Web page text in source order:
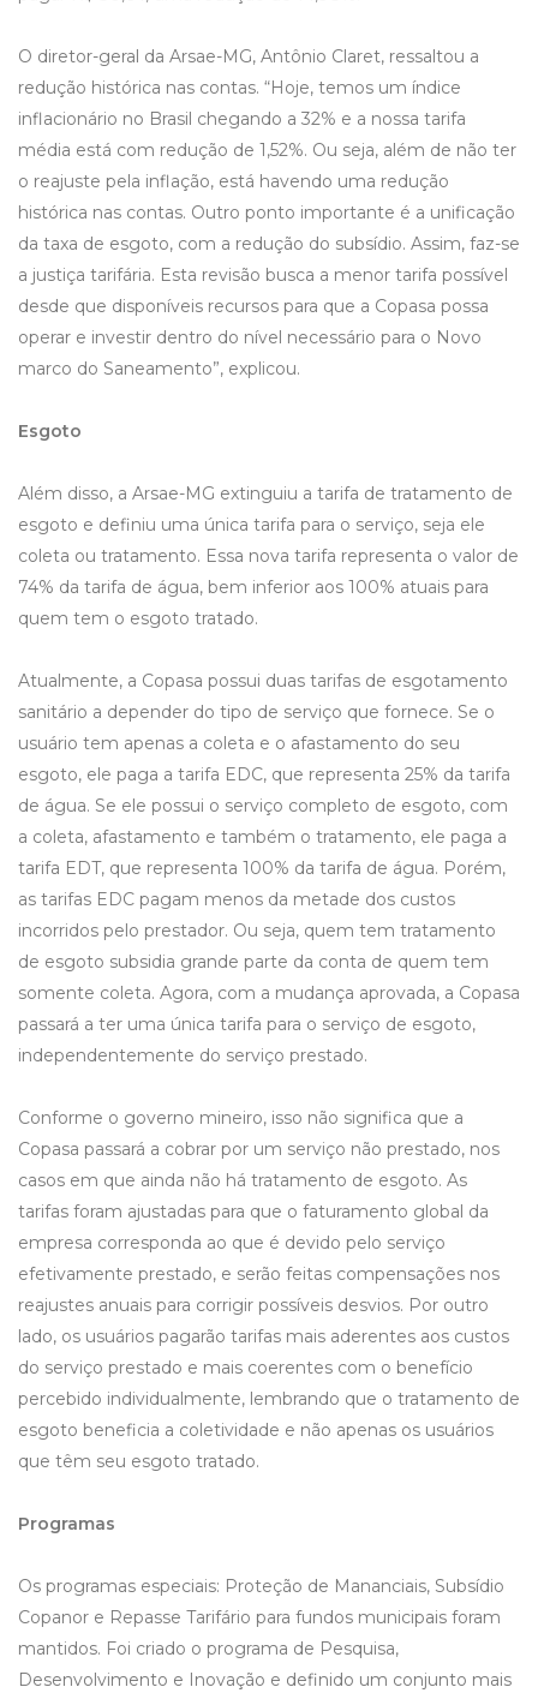
O diretor-geral da Arsae-MG, Antônio Claret, ressaltou a
redução histórica nas contas. “Hoje, temos um índice
inflacionário no Brasil chegando a 32% e a nossa tarifa
média está com redução de 1,52%. Ou seja, além de não ter
o reajuste pela inflação, está havendo uma redução
histórica nas contas. Outro ponto importante é a unificação
da taxa de esgoto, com a redução do subsídio. Assim, faz-se
a justiça tarifária. Esta revisão busca a menor tarifa possível
desde que disponíveis recursos para que a Copasa possa
operar e investir dentro do nível necessário para o Novo
marco do Saneamento”, explicou.
Esgoto
Além disso, a Arsae-MG extinguiu a tarifa de tratamento de
esgoto e definiu uma única tarifa para o serviço, seja ele
coleta ou tratamento. Essa nova tarifa representa o valor de
74% da tarifa de água, bem inferior aos 100% atuais para
quem tem o esgoto tratado.
Atualmente, a Copasa possui duas tarifas de esgotamento
sanitário a depender do tipo de serviço que fornece. Se o
usuário tem apenas a coleta e o afastamento do seu
esgoto, ele paga a tarifa EDC, que representa 25% da tarifa
de água. Se ele possui o serviço completo de esgoto, com
a coleta, afastamento e também o tratamento, ele paga a
tarifa EDT, que representa 100% da tarifa de água. Porém,
as tarifas EDC pagam menos da metade dos custos
incorridos pelo prestador. Ou seja, quem tem tratamento
de esgoto subsidia grande parte da conta de quem tem
somente coleta. Agora, com a mudança aprovada, a Copasa
passará a ter uma única tarifa para o serviço de esgoto,
independentemente do serviço prestado.
Conforme o governo mineiro, isso não significa que a
Copasa passará a cobrar por um serviço não prestado, nos
casos em que ainda não há tratamento de esgoto. As
tarifas foram ajustadas para que o faturamento global da
empresa corresponda ao que é devido pelo serviço
efetivamente prestado, e serão feitas compensações nos
reajustes anuais para corrigir possíveis desvios. Por outro
lado, os usuários pagarão tarifas mais aderentes aos custos
do serviço prestado e mais coerentes com o benefício
percebido individualmente, lembrando que o tratamento de
esgoto beneficia a coletividade e não apenas os usuários
que têm seu esgoto tratado.
Programas
Os programas especiais: Proteção de Mananciais, Subsídio
Copanor e Repasse Tarifário para fundos municipais foram
mantidos. Foi criado o programa de Pesquisa,
Desenvolvimento e Inovação e definido um conjunto mais